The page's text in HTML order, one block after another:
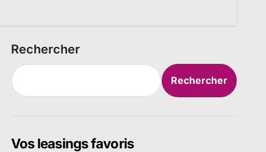
Rechercher
Rechercher
Vos leasings favoris